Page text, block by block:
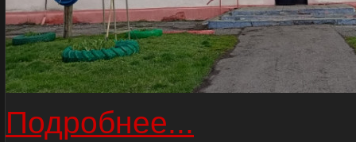
Подробнее...